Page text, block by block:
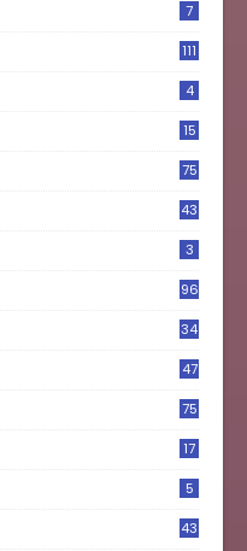
7
111
4
15
75
43
3
96
34
47
75
17
5
43